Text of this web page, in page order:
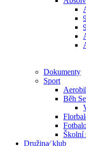
Dokumenty
Sport
Běh
Školní
Družina⁄ klub